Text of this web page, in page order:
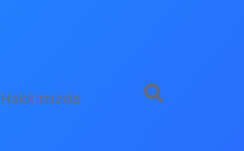
Hakkımızda